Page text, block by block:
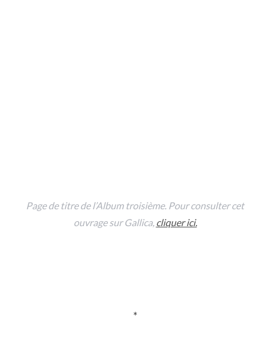
Page de titre de l’Album troisième. Pour consulter cet
ouvrage sur Gallica, cliquer ici.
*